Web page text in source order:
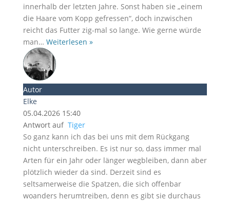
innerhalb der letzten Jahre. Sonst haben sie „einem
die Haare vom Kopp gefressen“, doch inzwischen
reicht das Futter zig-mal so lange. Wie gerne würde
man… Weiterlesen »
Autor
Elke
05.04.2026 15:40
Antwort auf Tiger
So ganz kann ich das bei uns mit dem Rückgang
nicht unterschreiben. Es ist nur so, dass immer mal
Arten für ein Jahr oder länger wegbleiben, dann aber
plötzlich wieder da sind. Derzeit sind es
seltsamerweise die Spatzen, die sich offenbar
woanders herumtreiben, denn es gibt sie durchaus